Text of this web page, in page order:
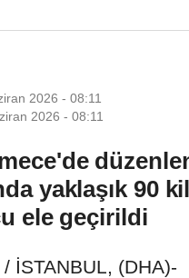
2026 - 08:11
2026 - 08:11
yaklaşık 90
ele geçirildi
İSTANBUL, (DHA)-